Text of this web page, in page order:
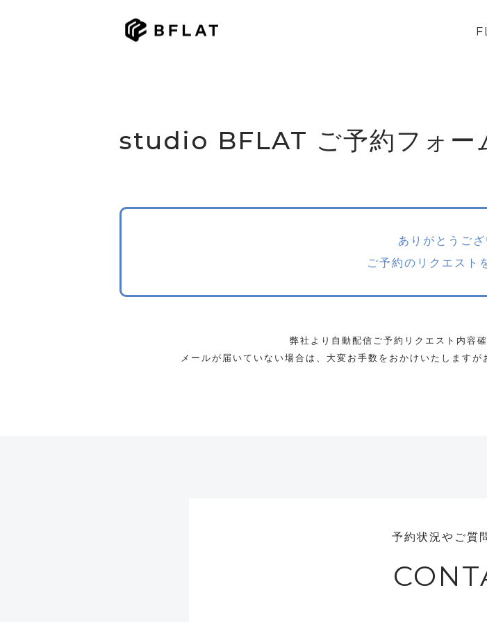
studio BFLAT ご予約フォー
ありがとうござ
ご予約のリクエスト
弊社より自動配信ご予約リクエスト内容
メールが届いていない場合は、大変お手数をおかけいたします
予約状況やご質